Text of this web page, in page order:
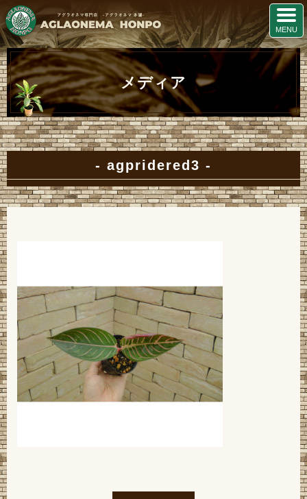
メディア
agpridered3